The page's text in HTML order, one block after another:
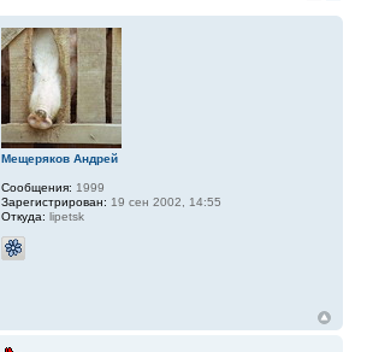
Мещеряков Андрей
Сообщения: 1999
Зарегистрирован: 19 сен 2002, 14:55
Откуда: lipetsk